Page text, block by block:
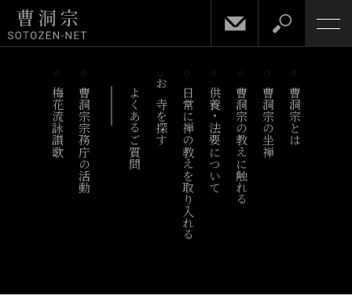
梅花流詠讃歌 曹洞宗宗務庁の活動 よくあるご質問 お寺を探す 日常に禅の教えを取り入れる供養・法要について曹洞宗の教えに触れる 曹洞宗の坐禅 曹洞宗とは